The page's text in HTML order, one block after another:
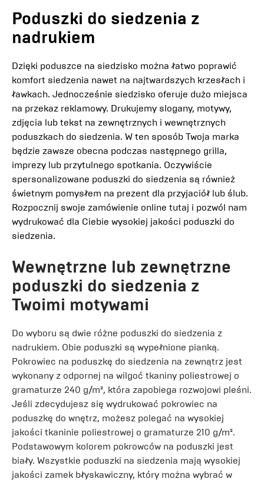
Poduszki do siedzenia z
nadrukiem
Dzięki poduszce na siedzisko można łatwo poprawić
komfort siedzenia nawet na najtwardszych krzesłach i
ławkach. Jednocześnie siedzisko oferuje dużo miejsca
na przekaz reklamowy. Drukujemy slogany, motywy,
zdjęcia lub tekst na zewnętrznych i wewnętrznych
poduszkach do siedzenia. W ten sposób Twoja marka
będzie zawsze obecna podczas następnego grilla,
imprezy lub przytulnego spotkania. Oczywiście
spersonalizowane poduszki do siedzenia są również
świetnym pomysłem na prezent dla przyjaciół lub ślub.
Rozpocznij swoje zamówienie online tutaj i pozwól nam
wydrukować dla Ciebie wysokiej jakości poduszki do
siedzenia.
Wewnętrzne lub zewnętrzne
poduszki do siedzenia z
Twoimi motywami
Do wyboru są dwie różne poduszki do siedzenia z
nadrukiem. Obie poduszki są wypełnione pianką.
Pokrowiec na poduszkę do siedzenia na zewnątrz jest
wykonany z odpornej na wilgoć tkaniny poliestrowej o
gramaturze 240 g/m², która zapobiega rozwojowi pleśni.
Jeśli zdecydujesz się wydrukować pokrowiec na
poduszkę do wnętrz, możesz polegać na wysokiej
jakości tkaninie poliestrowej o gramaturze 210 g/m².
Podstawowym kolorem pokrowców na poduszki jest
biały. Wszystkie poduszki na siedzenia mają wysokiej
jakości zamek błyskawiczny, który można wybrać w